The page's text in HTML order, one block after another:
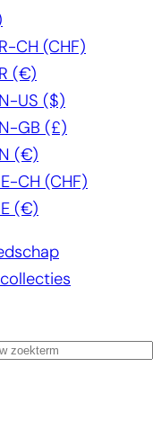
CH (CHF)
(€)
US ($)
GB (£)
(€)
CH (CHF)
(€)